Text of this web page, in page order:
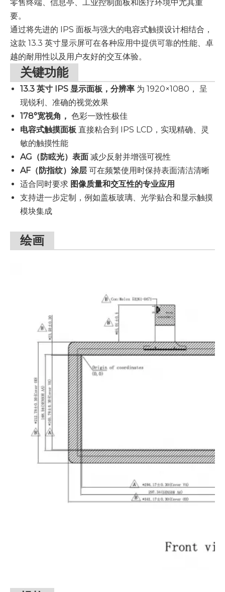
零售终端、信息亭、工业控制面板和医疗环境中尤其重
要。
通过将先进的 IPS 面板与强大的电容式触摸设计相结合，
这款 13.3 英寸显示屏可在各种应用中提供可靠的性能、卓
越的耐用性以及用户友好的交互体验。
关键功能
13.3 英寸 IPS 显示面板，分辨率 为 1920×1080，
呈
现锐利、准确的视觉效果
178°宽视角， 色彩一致性极佳
电容式触摸面板 直接粘合到 IPS LCD，实现精确、灵
敏的触摸性能
AG（防眩光）表面 减少反射并增强可视性
AF（防指纹）涂层 可在频繁使用时保持表面清洁清晰
适合同时要求 图像质量和交互性的专业应用
支持进一步定制，例如盖板玻璃、光学贴合和显示触摸
模块集成
绘画